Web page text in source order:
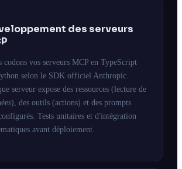
des serveurs
codons vos serveurs MCP en TypeScript
selon le SDK officiel Anthropic.
serveur expose des ressources (lecture de
des outils (actions) et des prompts
Tests unitaires et d'intégration
avant déploiement.